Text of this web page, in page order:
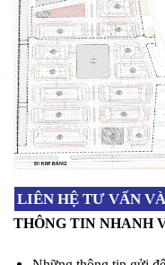
LIÊN HỆ TƯ VẤN
THÔNG TIN NHANH